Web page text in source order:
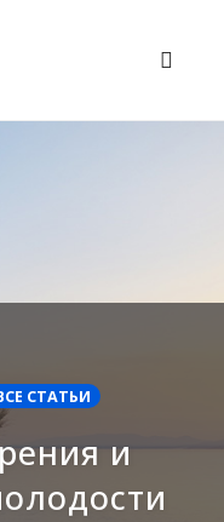
СТАТЬИ
и